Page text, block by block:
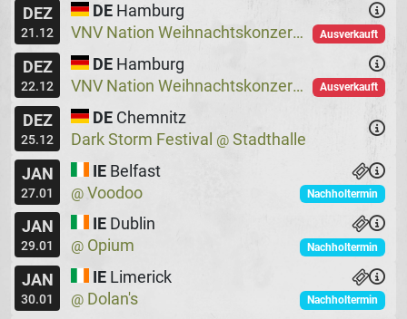
DEZ
21.12
DE Hamburg
VNV Nation Weihnachtskonzerte @Logo
Ausverkauft
DEZ
22.12
DE Hamburg
VNV Nation Weihnachtskonzerte @Logo
Ausverkauft
DEZ
25.12
DE Chemnitz
Dark Storm Festival @ Stadthalle
JAN
27.01
IE Belfast
@ Voodoo Nachholtermin
JAN
29.01
IE Dublin
@ Opium Nachholtermin
JAN
30.01
IE Limerick
@ Dolan's Nachholtermin